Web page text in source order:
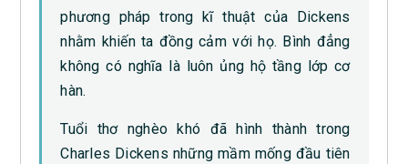
phương pháp trong kĩ thuật của Dickens
nhằm khiến ta đồng cảm với họ. Bình đẳng
không có nghĩa là luôn ủng hộ tầng lớp cơ
hàn.
Tuổi thơ nghèo khó đã hình thành trong
Charles Dickens những mầm mống đầu tiên